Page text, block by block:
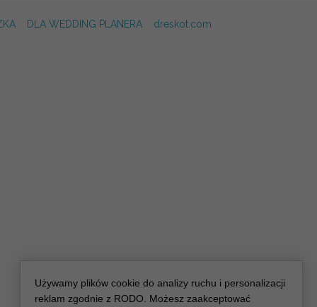
DLA WEDDING PLANERA dreskot.com
Używamy plików cookie do analizy ruchu i personalizacji
reklam zgodnie z RODO. Możesz zaakceptować